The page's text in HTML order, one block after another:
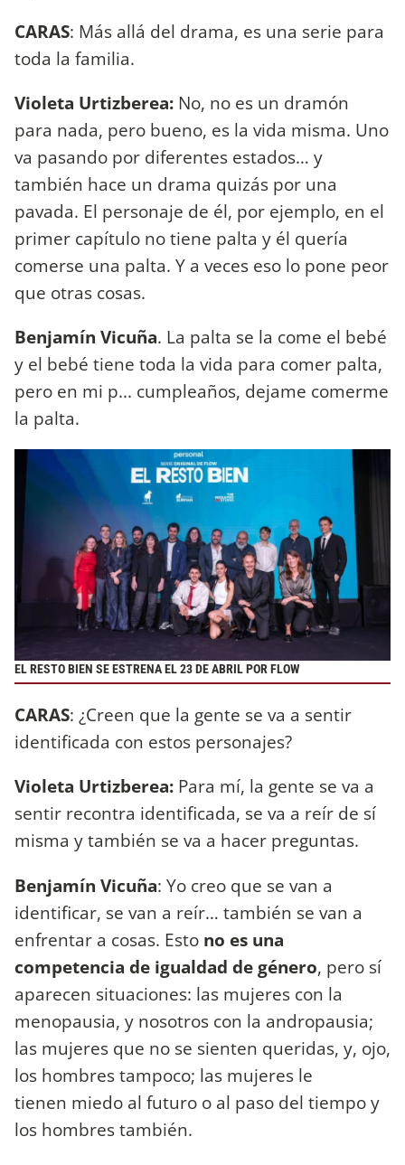
CARAS: Más allá del drama, es una serie para
toda la familia.
Violeta Urtizberea: No, no es un dramón
para nada, pero bueno, es la vida misma. Uno
va pasando por diferentes estados… y
también hace un drama quizás por una
pavada. El personaje de él, por ejemplo, en el
primer capítulo no tiene palta y él quería
comerse una palta. Y a veces eso lo pone peor
que otras cosas.
Benjamín Vicuña. La palta se la come el bebé
y el bebé tiene toda la vida para comer palta,
pero en mi p... cumpleaños, dejame comerme
la palta.
EL RESTO BIEN SE ESTRENA EL 23 DE ABRIL POR FLOW
CARAS: ¿Creen que la gente se va a sentir
identificada con estos personajes?
Violeta Urtizberea: Para mí, la gente se va a
sentir recontra identificada, se va a reír de sí
misma y también se va a hacer preguntas.
Benjamín Vicuña: Yo creo que se van a
identificar, se van a reír… también se van a
enfrentar a cosas. Esto no es una
competencia de igualdad de género, pero sí
aparecen situaciones: las mujeres con la
menopausia, y nosotros con la andropausia;
las mujeres que no se sienten queridas, y, ojo,
los hombres tampoco; las mujeres le
tienen miedo al futuro o al paso del tiempo y
los hombres también.